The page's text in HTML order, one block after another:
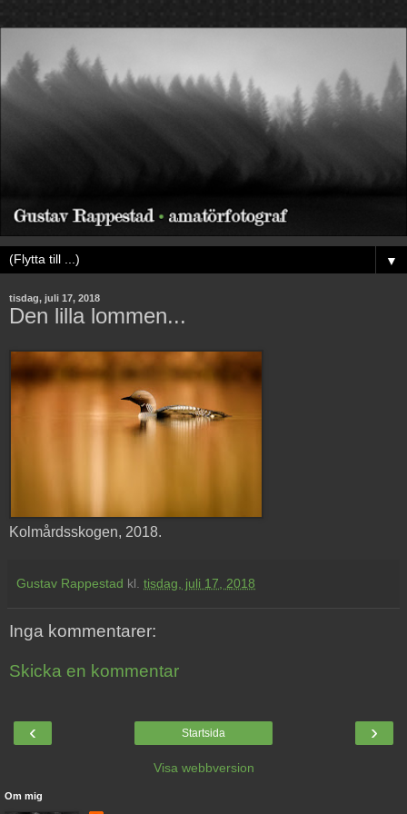
▼
tisdag, juli 17, 2018
Den lilla lommen...
Kolmårdsskogen, 2018.
Gustav Rappestad kl. tisdag, juli 17, 2018
Inga kommentarer:
Skicka en kommentar
‹ ›
Startsida
Visa webbversion
Om mig